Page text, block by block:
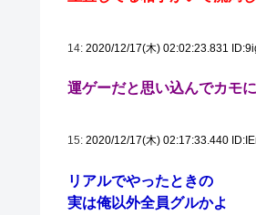
14: 2020/12/17(木) 02:02:23.831
運ゲーだと思い込んでカモ
15: 2020/12/17(木) 02:17:33.440
リアルでやったときの
実は俺以外全員グルかよ